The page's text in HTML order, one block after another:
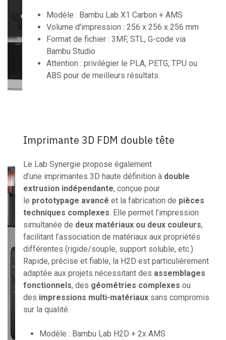
Modèle : Bambu Lab X1 Carbon + AMS
Volume d'impression : 256 x 256 x 256 mm
Format de fichier : 3MF, STL, G-code via
Bambu Studio
Attention : privilégier le PLA, PETG, TPU ou
ABS pour de meilleurs résultats.
Imprimante 3D FDM double tête
Le Lab Synergie propose également
d’une imprimantes 3D haute définition à double
extrusion indépendante, conçue pour
le prototypage avancé et la fabrication de pièces
techniques complexes. Elle permet l’impression
simultanée de deux matériaux ou deux couleurs,
facilitant l’association de matériaux aux propriétés
différentes (rigide/souple, support soluble, etc.).
Rapide, précise et fiable, la H2D est particulièrement
adaptée aux projets nécessitant des assemblages
fonctionnels, des géométries complexes ou
des impressions multi-matériauxsans compromis
sur la qualité.
Modèle : Bambu Lab H2D + 2x AMS